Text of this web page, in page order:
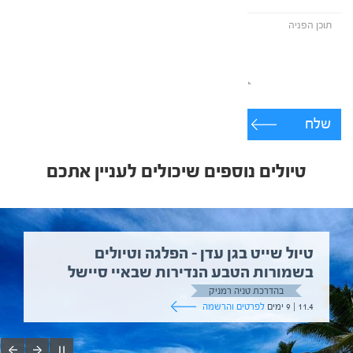
שלח
טיולים נוספים שיכולים לעניין אתכם
טיול שייט בגן עדן – הפלגה וטיולים
בשמורות הטבע הנדירות שבאיי סיישל
בהדרכת טניה רמניק
11.4 | 9 ימים
לפרטים והרשמה